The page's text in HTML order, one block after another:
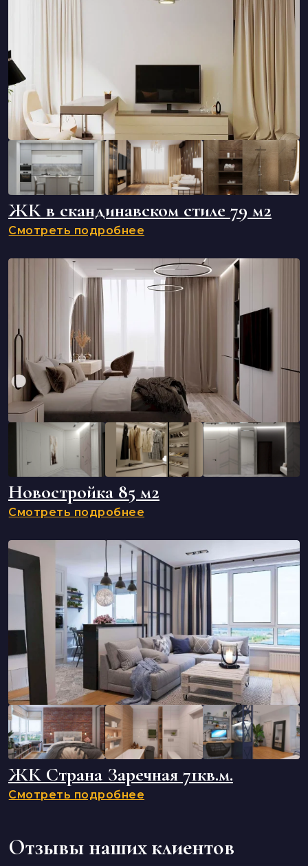
ЖК в скандинавском стиле 79 м2
Смотреть подробнее
Новостройка 85 м2
Смотреть подробнее
ЖК Страна Заречная 71кв.м.
Смотреть подробнее
Отзывы наших клиентов